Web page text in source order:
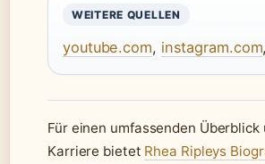
WEITERE QUELLEN
youtube.com, instagram.com
Für einen umfassenden
Karriere bietet Rhea Ripleys